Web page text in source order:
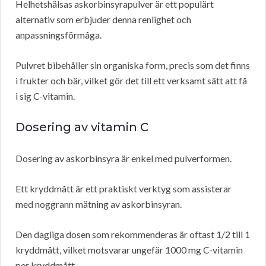
Helhetshälsas askorbinsyrapulver är ett populärt
alternativ som erbjuder denna renlighet och
anpassningsförmåga.
Pulvret bibehåller sin organiska form, precis som det finns
i frukter och bär, vilket gör det till ett verksamt sätt att få
i sig C-vitamin.
Dosering av vitamin C
Dosering av askorbinsyra är enkel med pulverformen.
Ett kryddmått är ett praktiskt verktyg som assisterar
med noggrann mätning av askorbinsyran.
Den dagliga dosen som rekommenderas är oftast 1/2 till 1
kryddmått, vilket motsvarar ungefär 1000 mg C-vitamin